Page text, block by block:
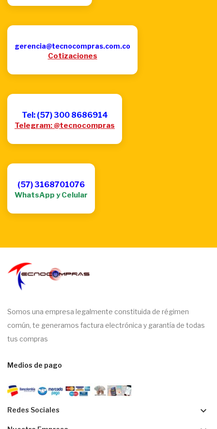
gerencia@tecnocompras.com.co
Cotizaciones
Tel: (57) 300 8686914
Telegram: @tecnocompras
(57) 3168701076
WhatsApp y Celular
Somos una empresa legalmente constituida de régimen
común, te generamos factura electrónica y garantía de todas
tus compras
Medios de pago
Redes Sociales keyboard_arrow_down